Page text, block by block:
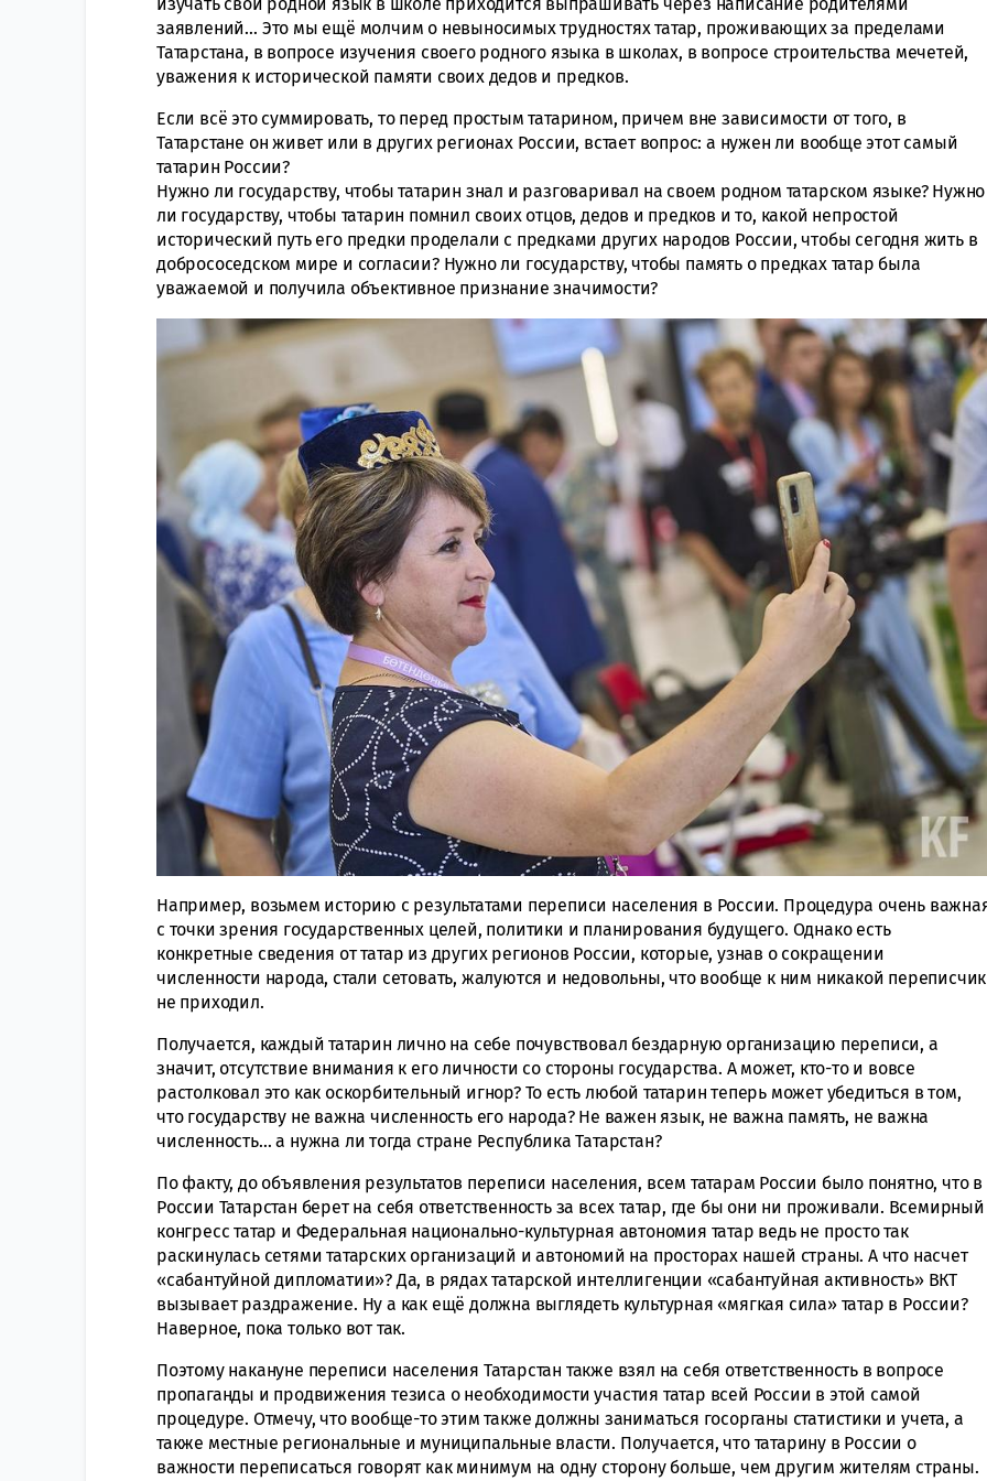
изучать свой родной язык в школе приходится выпрашивать через написание родителями
заявлений… Это мы ещё молчим о невыносимых трудностях татар, проживающих за пределами
Татарстана, в вопросе изучения своего родного языка в школах, в вопросе строительства мечетей,
уважения к исторической памяти своих дедов и предков.
Если всё это суммировать, то перед простым татарином, причем вне зависимости от того, в
Татарстане он живет или в других регионах России, встает вопрос: а нужен ли вообще этот самый
татарин России?
Нужно ли государству, чтобы татарин знал и разговаривал на своем родном татарском языке? Нужно
ли государству, чтобы татарин помнил своих отцов, дедов и предков и то, какой непростой
исторический путь его предки проделали с предками других народов России, чтобы сегодня жить в
добрососедском мире и согласии? Нужно ли государству, чтобы память о предках татар была
уважаемой и получила объективное признание значимости?
Например, возьмем историю с результатами переписи населения в России. Процедура очень
с точки зрения государственных целей, политики и планирования будущего. Однако есть
конкретные сведения от татар из других регионов России, которые, узнав о сокращении
численности народа, стали сетовать, жалуются и недовольны, что вообще к ним никакой переписчик
не приходил.
Получается, каждый татарин лично на себе почувствовал бездарную организацию переписи, а
значит, отсутствие внимания к его личности со стороны государства. А может, кто-то и вовсе
растолковал это как оскорбительный игнор? То есть любой татарин теперь может убедиться в том,
что государству не важна численность его народа? Не важен язык, не важна память, не важна
численность… а нужна ли тогда стране Республика Татарстан?
По факту, до объявления результатов переписи населения, всем татарам России было понятно, что в
России Татарстан берет на себя ответственность за всех татар, где бы они ни проживали. Всемирный
конгресс татар и Федеральная национально-культурная автономия татар ведь не просто так
раскинулась сетями татарских организаций и автономий на просторах нашей страны. А что насчет
«сабантуйной дипломатии»? Да, в рядах татарской интеллигенции «сабантуйная активность» ВКТ
вызывает раздражение. Ну а как ещё должна выглядеть культурная «мягкая сила» татар в России?
Наверное, пока только вот так.
Поэтому накануне переписи населения Татарстан также взял на себя ответственность в вопросе
пропаганды и продвижения тезиса о необходимости участия татар всей России в этой самой
процедуре. Отмечу, что вообще-то этим также должны заниматься госорганы статистики и учета, а
также местные региональные и муниципальные власти. Получается, что татарину в России о
важности переписаться говорят как минимум на одну сторону больше, чем другим жителям страны.